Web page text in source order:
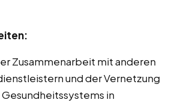
Zusammenarbeit mit anderen
und der Vernetzung
in